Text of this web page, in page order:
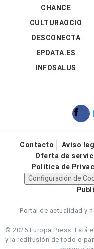
CHANCE
CULTURAOCIO
DESCONECTA
EPDATA.ES
INFOSALUS
Contacto Aviso
Oferta de
Política de
Configuración de
Portal de actualidad y
© 2026 Europa Press. Está
y la redifusión de todo o